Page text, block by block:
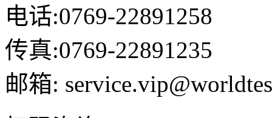
电话:0769-22891258
传真:0769-22891235
邮箱: